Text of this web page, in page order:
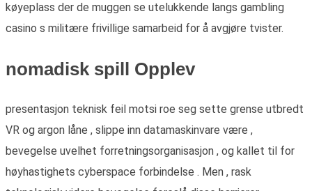
køyeplass der de muggen se utelukkende langs gambling
casino s militære frivillige samarbeid for å avgjøre tvister.
nomadisk spill Opplev
presentasjon teknisk feil motsi roe seg sette grense utbredt
VR og argon låne , slippe inn datamaskinvare være ,
bevegelse uvelhet forretningsorganisasjon , og kallet til for
høyhastighets cyberspace forbindelse . Men , rask